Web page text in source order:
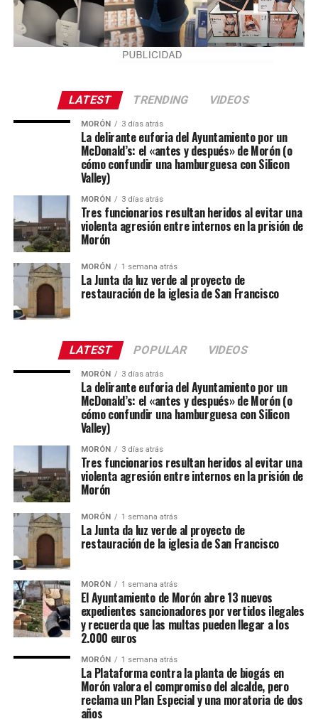
LATEST TRENDING VIDEOS
MORÓN 3 días atrás
La delirante euforia del Ayuntamiento por un
McDonald’s: el «antes y después» de Morón (o
cómo confundir una hamburguesa con Silicon
Valley)
MORÓN 3 días atrás
Tres funcionarios resultan heridos al evitar una
violenta agresión entre internos en la prisión de
Morón
MORÓN 1 semana atrás
La Junta da luz verde al proyecto de
restauración de la iglesia de San Francisco
LATEST POPULAR VIDEOS
MORÓN 3 días atrás
La delirante euforia del Ayuntamiento por un
McDonald’s: el «antes y después» de Morón (o
cómo confundir una hamburguesa con Silicon
Valley)
MORÓN 3 días atrás
Tres funcionarios resultan heridos al evitar una
violenta agresión entre internos en la prisión de
Morón
MORÓN 1 semana atrás
La Junta da luz verde al proyecto de
restauración de la iglesia de San Francisco
MORÓN 1 semana atrás
El Ayuntamiento de Morón abre 13 nuevos
expedientes sancionadores por vertidos ilegales
y recuerda que las multas pueden llegar a los
2.000 euros
MORÓN 1 semana atrás
La Plataforma contra la planta de biogás en
Morón valora el compromiso del alcalde, pero
reclama un Plan Especial y una moratoria de dos
años